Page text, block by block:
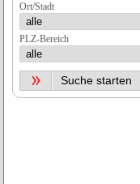
Ort/Stadt
PLZ-Bereich